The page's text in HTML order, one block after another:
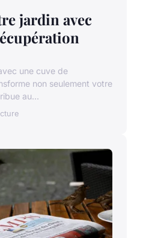
jardin avec
une cuve de
non seulement votre
au...